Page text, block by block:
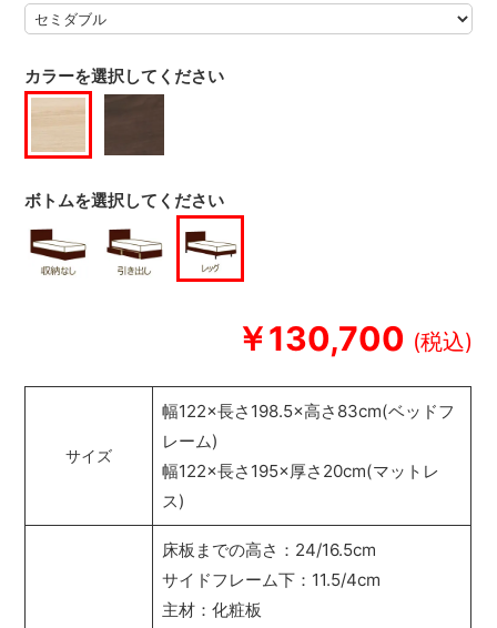
￥130,700
カラーを選択してください
ボトムを選択してください
サイズ
幅122×長さ198.5×高さ83cm(ベッドフ
レーム)
幅122×長さ195×厚さ20cm(マットレ
ス)
床板までの高さ：24/16.5cm
サイドフレーム下：11.5/4cm
主材：化粧板